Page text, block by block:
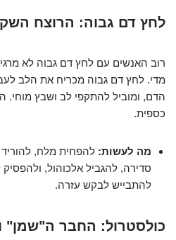
לחץ דם גבוה: הרוצח
רוב האנשים עם לחץ דם גבוה לא
מדי. לחץ דם גבוה מכריח את הלב
כספית.
מה לעשות: להפחית מלח,
סדירה, להגביל אלכוהול,
להתבייש לבקש עזרה.
כולסטרול: החבר ה"שמן"